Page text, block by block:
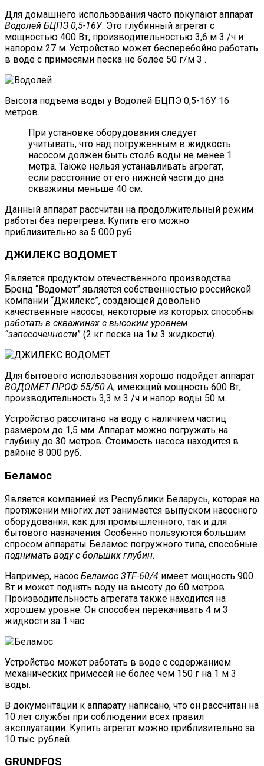
Для домашнего использования часто покупают аппарат
Водолей БЦПЭ 0,5-16У. Это глубинный агрегат с
мощностью 400 Вт, производительностью 3,6 м 3 /ч и
напором 27 м. Устройство может бесперебойно работать
в воде с примесями песка не более 50 г/м 3 .
Высота подъема воды у Водолей БЦПЭ 0,5-16У 16
метров.
При установке оборудования следует
учитывать, что над погруженным в жидкость
насосом должен быть столб воды не менее 1
метра. Также нельзя устанавливать агрегат,
если расстояние от его нижней части до дна
скважины меньше 40 см.
Данный аппарат рассчитан на продолжительный режим
работы без перегрева. Купить его можно
приблизительно за 5 000 руб.
ДЖИЛЕКС ВОДОМЕТ
Является продуктом отечественного производства.
Бренд “Водомет” является собственностью российской
компании “Джилекс”, создающей довольно
качественные насосы, некоторые из которых способны
работать в скважинах с высоким уровнем
“запесоченности” (2 кг песка на 1м 3 жидкости).
Для бытового использования хорошо подойдет аппарат
ВОДОМЕТ ПРОФ 55/50 А, имеющий мощность 600 Вт,
производительность 3,3 м 3 /ч и напор воды 50 м.
Устройство рассчитано на воду с наличием частиц
размером до 1,5 мм. Аппарат можно погружать на
глубину до 30 метров. Стоимость насоса находится в
районе 8 000 руб.
Беламос
Является компанией из Республики Беларусь, которая на
протяжении многих лет занимается выпуском насосного
оборудования, как для промышленного, так и для
бытового назначения. Особенно пользуются большим
спросом аппараты Беламос погружного типа, способные
поднимать воду с больших глубин.
Например, насос Беламос 3TF-60/4 имеет мощность 900
Вт и может поднять воду на высоту до 60 метров.
Производительность агрегата также находится на
хорошем уровне. Он способен перекачивать 4 м 3
жидкости за 1 час.
Устройство может работать в воде с содержанием
механических примесей не более чем 150 г на 1 м 3
воды.
В документации к аппарату написано, что он рассчитан на
10 лет службы при соблюдении всех правил
эксплуатации. Купить агрегат можно приблизительно за
10 тыс. рублей.
GRUNDFOS